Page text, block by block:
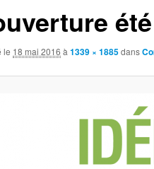
été
le 18 mai 2016 à1339 × 1885dans